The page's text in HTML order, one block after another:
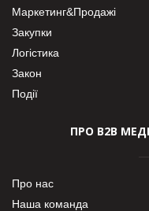
Маркетинг&Продажі
Закупки
Логістика
Закон
Події
ПРО В2В
Про нас
Наша команда